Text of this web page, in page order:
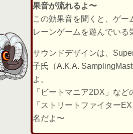
果音が流れるよ〜
この効果音を聞くと、ゲー
レーンゲームを遊んでいる
サウンドデザインは、
子氏（A.K.A.
よ。
「ビートマニア2DX」など
「ストリートファイター
名だよ〜